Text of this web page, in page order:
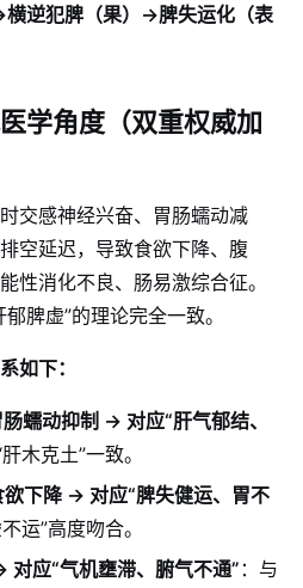
逆犯脾（果）→脾失运化（表
学角度（双重权威加
交感神经兴奋、胃肠蠕动减
空延迟，导致食欲下降、腹
性消化不良、肠易激综合征。
脾虚”的理论完全一致。
如下：
蠕动抑制 → 对应“肝气郁结、
木克土”一致。
下降 → 对应“脾失健运、胃不
运”高度吻合。
应“气机壅滞、腑气不通” ：与